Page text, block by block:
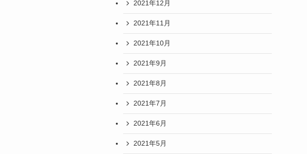
2021年12月
2021年11月
2021年10月
2021年9月
2021年8月
2021年7月
2021年6月
2021年5月